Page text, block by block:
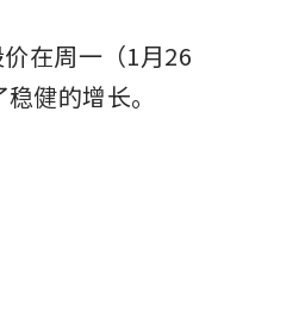
在周一（1月26
健的增长。